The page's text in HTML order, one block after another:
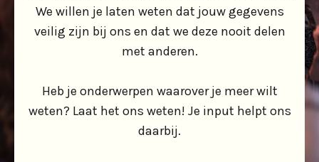
We willen je laten weten dat jouw gegevens
veilig zijn bij ons en dat we deze nooit delen
met anderen.
Heb je onderwerpen waarover je meer wilt
weten? Laat het ons weten! Je input helpt ons
daarbij.